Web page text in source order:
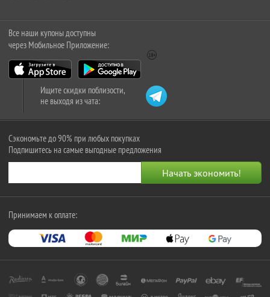
Все наши купоны доступны
через Мобильное Приложение:
Ищите скидки поблизости,
не выходя из чата:
Сэкономьте до 90% при любых покупках
Подпишитесь на самые выгодные предложения
Принимаем к оплате: